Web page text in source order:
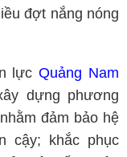
đợt nắng nóng
lựcQuảng Nam
dựng phương
đảm bảo hệ
cậy; khắc phục